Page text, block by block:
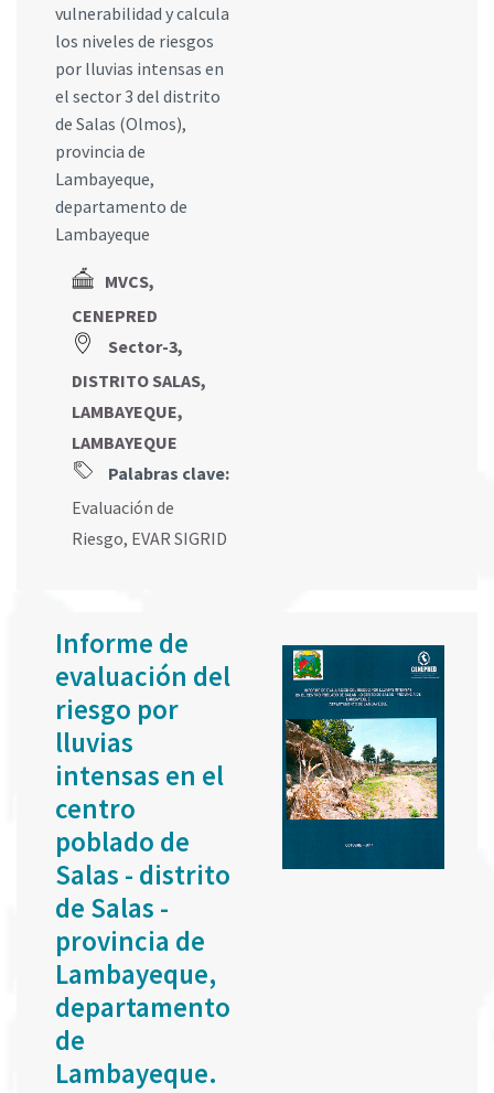
vulnerabilidad y calcula
los niveles de riesgos
por lluvias intensas en
el sector 3 del distrito
de Salas (Olmos),
provincia de
Lambayeque,
departamento de
Lambayeque
MVCS,
CENEPRED
Sector-3,
DISTRITO SALAS,
LAMBAYEQUE,
LAMBAYEQUE
Palabras clave:
Evaluación de
Riesgo, EVAR SIGRID
Informe de
evaluación del
riesgo por
lluvias
intensas en el
centro
poblado de
Salas - distrito
de Salas -
provincia de
Lambayeque,
departamento
de
Lambayeque.